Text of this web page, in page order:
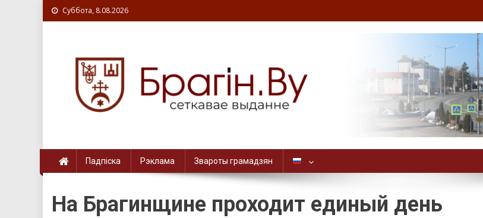
Суббота, 8.08.2026
Падпіска Рэклама Звароты грамадзян
На Брагинщине проходит единый день